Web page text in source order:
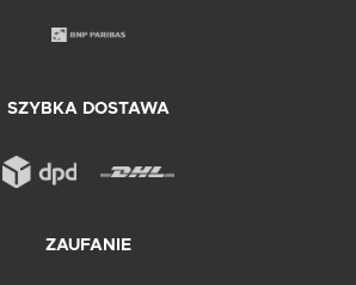
SZYBKA DOSTAWA
ZAUFANIE